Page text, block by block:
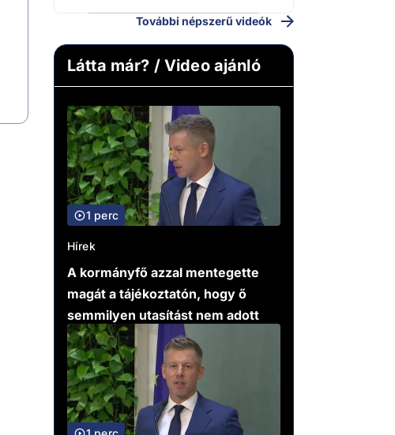
További népszerű videók
Látta már? / Video ajánló
1 perc
Hírek
A kormányfő azzal mentegette
magát a tájékoztatón, hogy ő
semmilyen utasítást nem adott